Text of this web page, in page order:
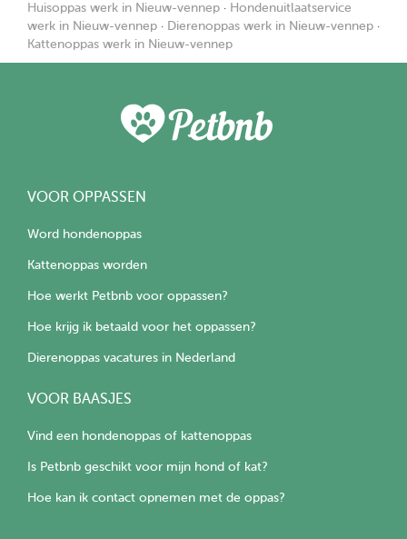
Huisoppas werk in Nieuw-vennep · Hondenuitlaatservice
werk in Nieuw-vennep · Dierenoppas werk in Nieuw-vennep ·
Kattenoppas werk in Nieuw-vennep
VOOR OPPASSEN
Word hondenoppas
Kattenoppas worden
Hoe werkt Petbnb voor oppassen?
Hoe krijg ik betaald voor het oppassen?
Dierenoppas vacatures in Nederland
VOOR BAASJES
Vind een hondenoppas of kattenoppas
Is Petbnb geschikt voor mijn hond of kat?
Hoe kan ik contact opnemen met de oppas?